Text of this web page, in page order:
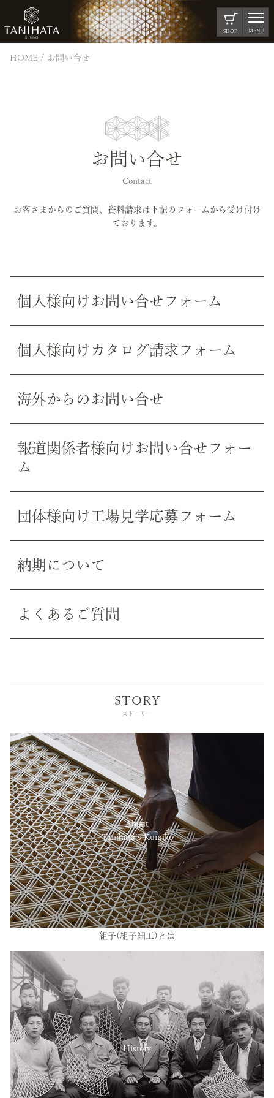
SHOP MENU
HOME お問い合せ
お問い合せ
Contact
お客さまからのご質問、資料請求は下記のフォームから受け付け
ております。
個人様向けお問い合せフォーム
個人様向けカタログ請求フォーム
海外からのお問い合せ
報道関係者様向けお問い合せフォー
ム
団体様向け工場見学応募フォーム
納期について
よくあるご質問
STORY
ストーリー
About
Tanihata’s Kumiko
組子(組子細工)とは
History